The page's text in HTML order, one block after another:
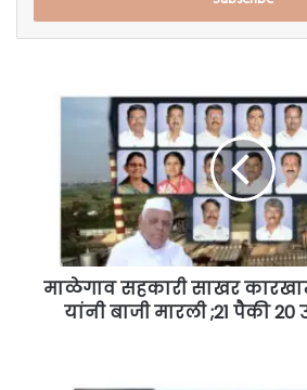
माळेगाव सहकारी साखर
यांनी बाजी मारली ;21 पैकी 20